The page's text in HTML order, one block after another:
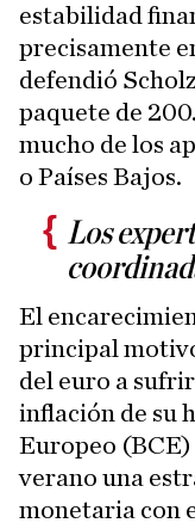
estabilidad
precisamente
defendió
paquete de
mucho de los
o Países Bajos.
Los
El
principal
del euro a
inflación de su
Europeo (BCE)
verano una
monetaria con